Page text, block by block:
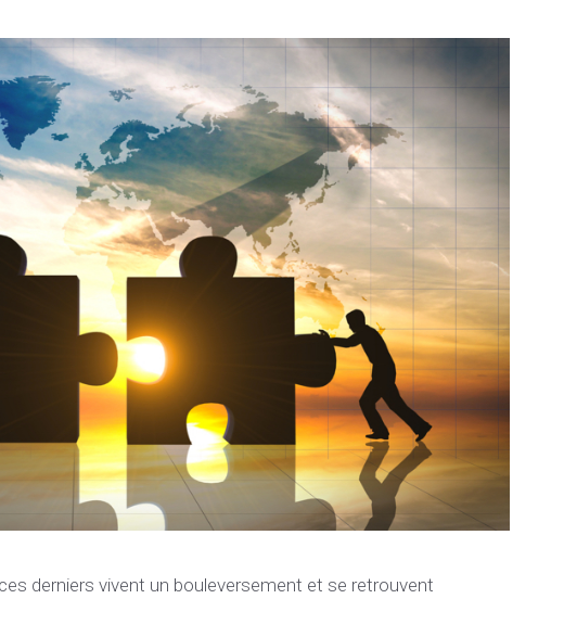
derniers vivent un bouleversement et se retrouvent